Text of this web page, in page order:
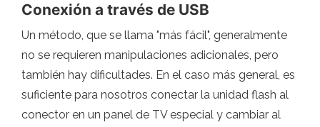
Conexión a través de USB
Un método, que se llama "más fácil", generalmente
no se requieren manipulaciones adicionales, pero
también hay dificultades. En el caso más general, es
suficiente para nosotros conectar la unidad flash al
conector en un panel de TV especial y cambiar al